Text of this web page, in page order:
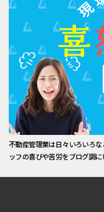
不動産管理業は日々いろいろ
ッフの喜びや苦労をブログ調に